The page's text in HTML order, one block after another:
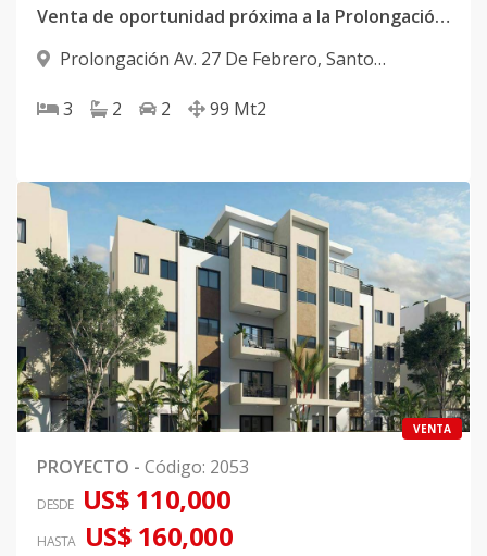
Venta de oportunidad próxima a la Prolongación 27 de febrero
Prolongación Av. 27 De Febrero, Santo
3
2 2 99 Mt2
VENTA
PROYECTO - Código: 2053
DESDE US$ 110,000
HASTA US$ 160,000